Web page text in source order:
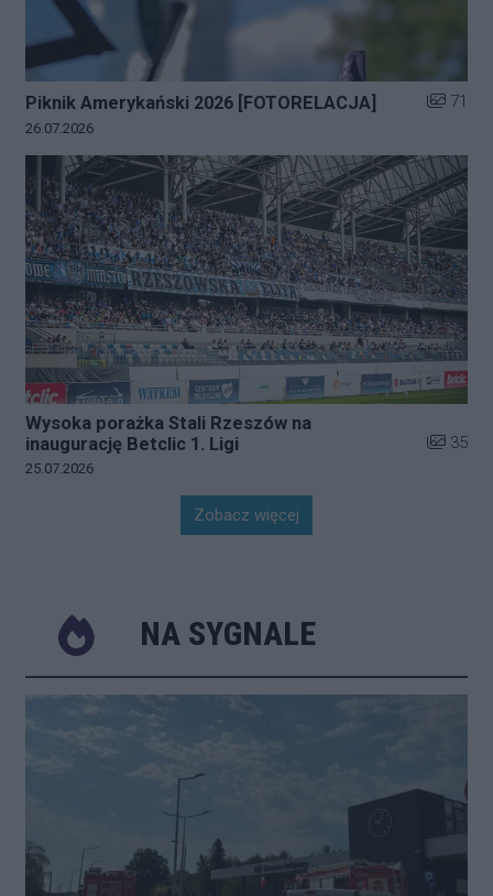
Piknik Amerykański 2026 [FOTORELACJA] Liczba
71
Data dodania galerii:
26.07.2026
Wysoka porażka Stali Rzeszów na
inaugurację Betclic 1. Ligi
Liczba
35
Data dodania galerii:
25.07.2026
Zobacz więcej
NA SYGNALE